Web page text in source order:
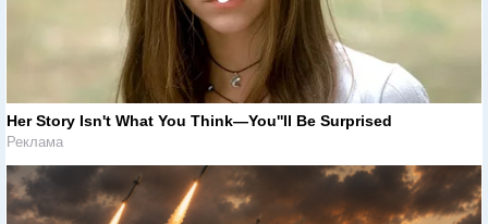
Her Story Isn't What You Think—You''ll Be Surprised
Реклама